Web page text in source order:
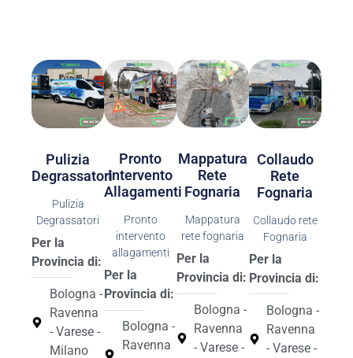
Pulizia
Degrassatori
Pulizia
Degrassatori
Per la
Provincia di:
Bologna -
Ravenna
- Varese -
Milano
Pronto
Intervento
Allagamenti
Pronto
intervento
allagamenti
Per la
Provincia di:
Bologna -
Ravenna
Mappatura
Rete
Fognaria
Mappatura
rete fognaria
Per la
Provincia di:
Bologna -
Ravenna
- Varese -
Collaudo
Rete
Fognaria
Collaudo rete
Fognaria
Per la
Provincia di:
Bologna -
Ravenna
- Varese -